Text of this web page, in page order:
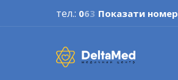
тел.: 063 Показати номер